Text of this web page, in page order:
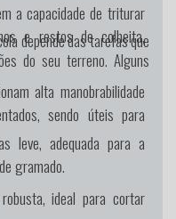
a capacidade de triturar
e restos de colheita,
alta manobrabilidade
sendo úteis para
depende das tarefas que
do seu terreno. Alguns
leve, adequada para a
gramado.
ideal para cortar